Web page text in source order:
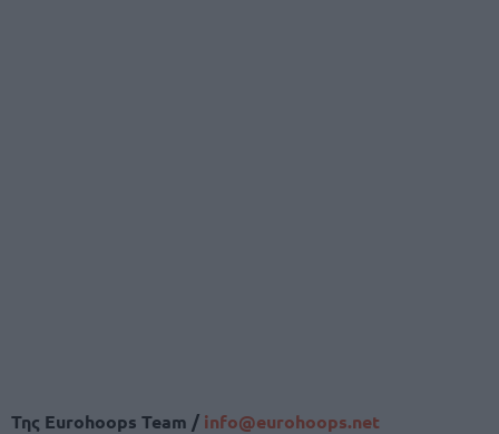
Της Eurohoops Team / info@eurohoops.net